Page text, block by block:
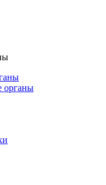
органы